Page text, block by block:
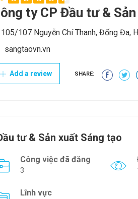
ty CP Đầu tư &
105/107 Nguyễn Chí Thanh, Đống Đa,
sangtaovn.vn
Add a review SHARE:
tư & Sản xuất Sáng tạo
Công việc đã đăng
3
Lĩnh vực